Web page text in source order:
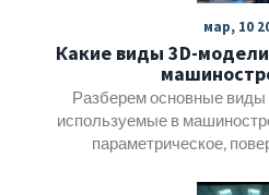
мар, 10
Какие виды 3D-
Разберем основные
используемые в
параметрическое,
каждый из них, чтобы